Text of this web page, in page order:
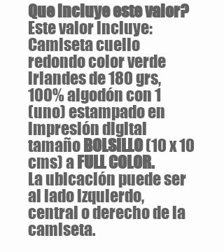
Que incluye este valor?
Este valor incluye:
Camiseta cuello
redondo color verde
irlandes de 180 grs,
100% algodón con 1
(uno) estampado en
impresión digital
tamaño BOLSILLO(10 x 10
cms) a FULL COLOR.
La ubicación puede ser
al lado izquierdo,
central o derecho de la
camiseta.